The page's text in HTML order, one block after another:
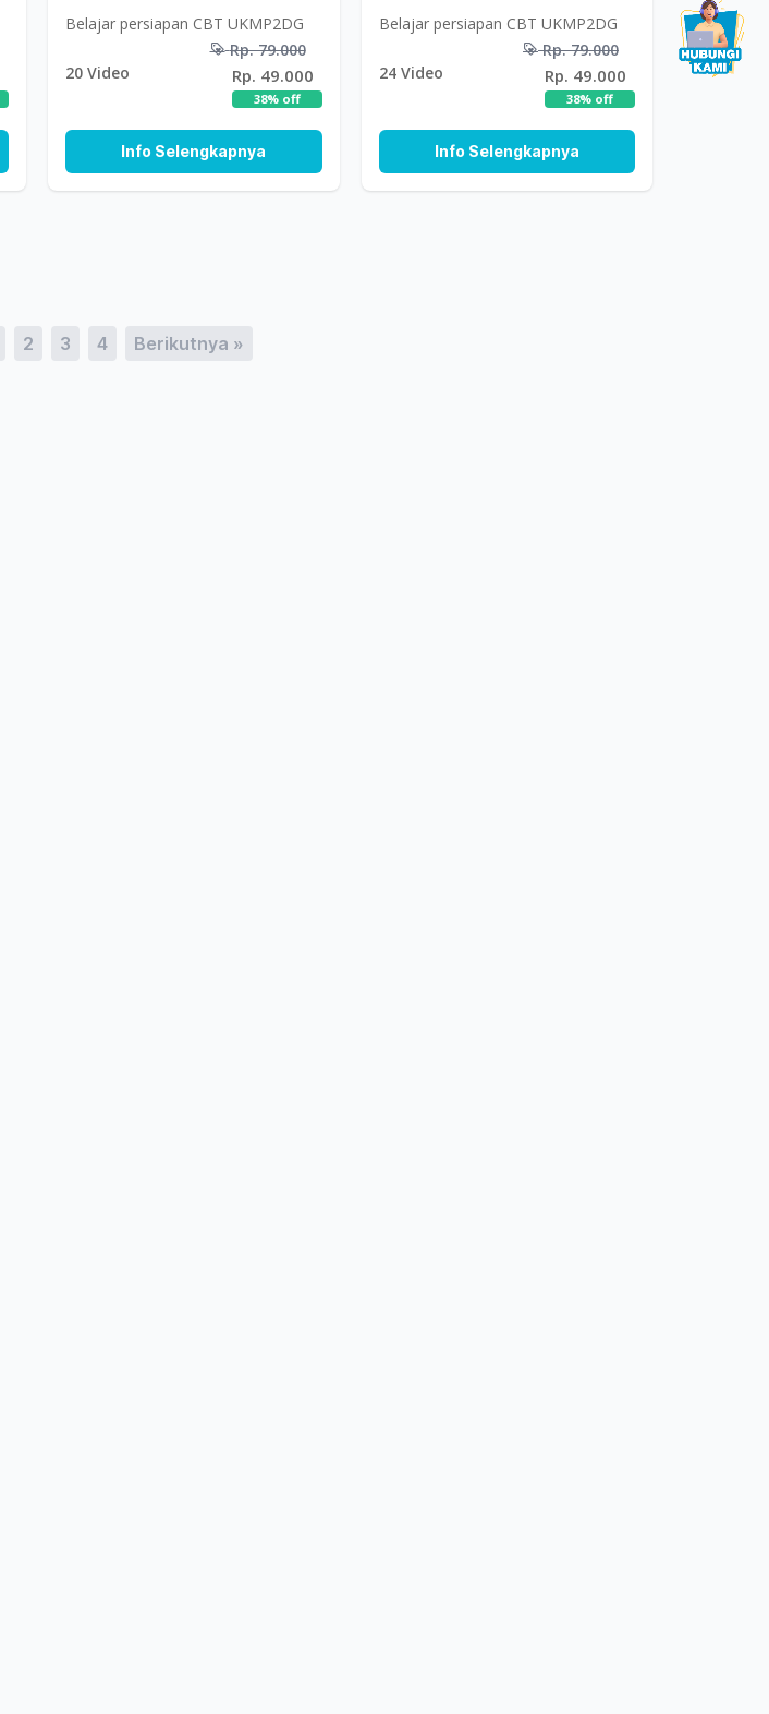
Belajar persiapan CBT UKMP2DG
20 Video
Rp. 79.000
Rp. 49.000
38% off
Info Selengkapnya
Belajar persiapan CBT UKMP2DG
24 Video
Rp. 79.000
Rp. 49.000
38% off
Info Selengkapnya
2 3 4 Berikutnya »